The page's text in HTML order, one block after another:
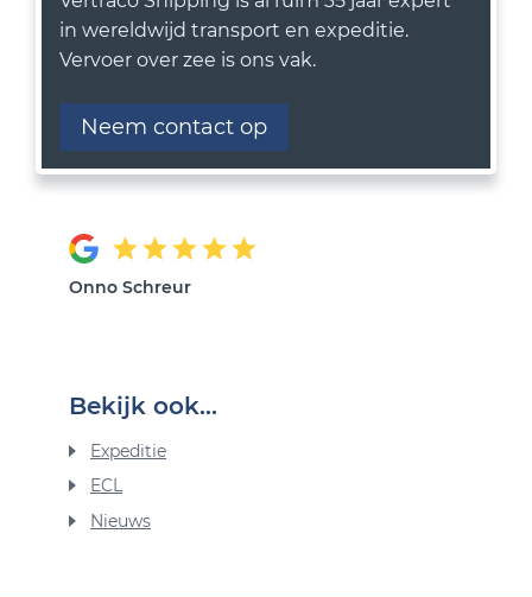
in wereldwijd transport en expeditie.
Vervoer over zee is ons vak.
Neem contact op
Onno Schreur
Bekijk ook...
Expeditie
ECL
Nieuws